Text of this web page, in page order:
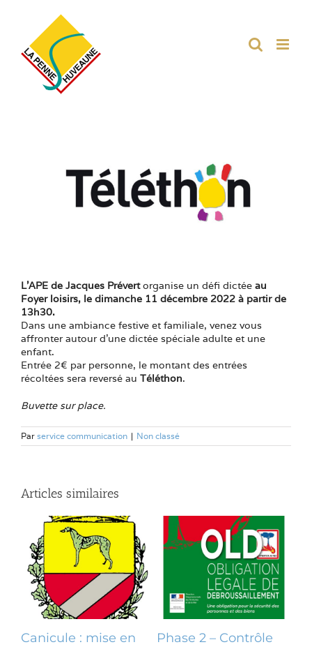
L’APE de Jacques Prévertorganise un défi dictée au
Foyer loisirs, le dimanche 11 décembre 2022 à partir de
13h30.
Dans une ambiance festive et familiale, venez vous
affronter autour d’une dictée spéciale adulte et une
enfant.
Entrée 2€ par personne, le montant des entrées
récoltées sera reversé au Téléthon.
Buvette sur place.
Par service communication | Non classé
Articles similaires
Canicule : mise en
Phase 2 – Contrôle